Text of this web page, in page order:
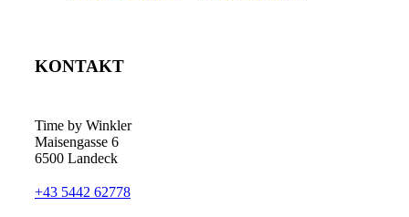
KONTAKT
Time by Winkler
Maisengasse 6
6500 Landeck
+43 5442 62778